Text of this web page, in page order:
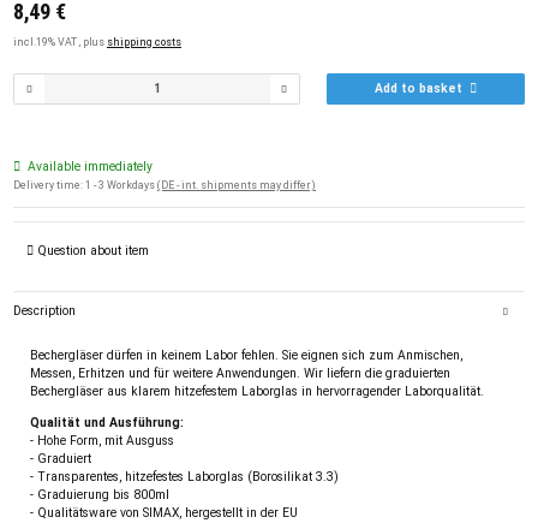
8,49 €
incl.19% VAT , plus shipping costs
Add to basket
Available immediately
Delivery time: 1 - 3 Workdays (DE - int. shipments may differ)
Question about item
Description
Bechergläser dürfen in keinem Labor fehlen. Sie eignen sich zum Anmischen,
Messen, Erhitzen und für weitere Anwendungen. Wir liefern die graduierten
Bechergläser aus klarem hitzefestem Laborglas in hervorragender Laborqualität.
Qualität und Ausführung:
- Hohe Form, mit Ausguss
- Graduiert
- Transparentes, hitzefestes Laborglas (Borosilikat 3.3)
- Graduierung bis 800ml
- Qualitätsware von SIMAX, hergestellt in der EU